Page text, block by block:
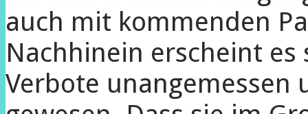
auch mit kommenden
Nachhinein erscheint es
Verbote